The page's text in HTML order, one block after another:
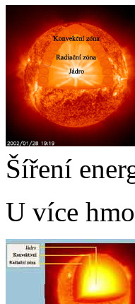
Šíření
U více